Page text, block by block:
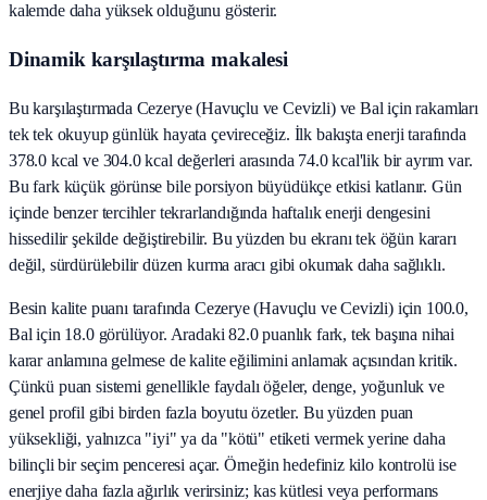
kalemde daha yüksek olduğunu gösterir.
Dinamik karşılaştırma makalesi
Bu karşılaştırmada Cezerye (Havuçlu ve Cevizli) ve Bal için rakamları
tek tek okuyup günlük hayata çevireceğiz. İlk bakışta enerji tarafında
378.0 kcal ve 304.0 kcal değerleri arasında 74.0 kcal'lik bir ayrım var.
Bu fark küçük görünse bile porsiyon büyüdükçe etkisi katlanır. Gün
içinde benzer tercihler tekrarlandığında haftalık enerji dengesini
hissedilir şekilde değiştirebilir. Bu yüzden bu ekranı tek öğün kararı
değil, sürdürülebilir düzen kurma aracı gibi okumak daha sağlıklı.
Besin kalite puanı tarafında Cezerye (Havuçlu ve Cevizli) için 100.0,
Bal için 18.0 görülüyor. Aradaki 82.0 puanlık fark, tek başına nihai
karar anlamına gelmese de kalite eğilimini anlamak açısından kritik.
Çünkü puan sistemi genellikle faydalı öğeler, denge, yoğunluk ve
genel profil gibi birden fazla boyutu özetler. Bu yüzden puan
yüksekliği, yalnızca "iyi" ya da "kötü" etiketi vermek yerine daha
bilinçli bir seçim penceresi açar. Örneğin hedefiniz kilo kontrolü ise
enerjiye daha fazla ağırlık verirsiniz; kas kütlesi veya performans